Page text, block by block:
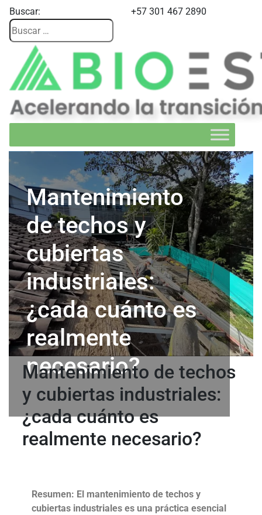
Buscar: +57 301 467 2890
Mantenimiento
de techos y
cubiertas
industriales:
¿cada cuánto es
realmente
necesario?
Mantenimiento de techos
y cubiertas industriales:
¿cada cuánto es
realmente necesario?
Resumen: El mantenimiento de techos y
cubiertas industriales es una práctica esencial